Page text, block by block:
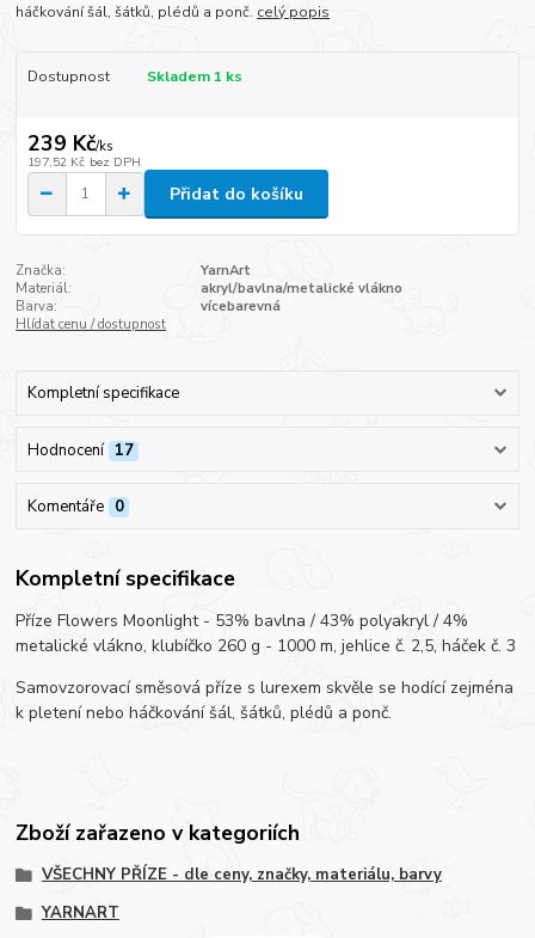
háčkování šál, šátků, plédů a ponč. celý popis
Dostupnost Skladem 1 ks
239 Kč/ks
197,52 Kč bez DPH
Přidat do košíku
Značka:
YarnArt
Materiál:
akryl/bavlna/metalické vlákno
Barva:
vícebarevná
Hlídat cenu / dostupnost
Kompletní specifikace
Hodnocení 17
Komentáře 0
Kompletní specifikace
Příze Flowers Moonlight - 53% bavlna / 43% polyakryl / 4%
metalické vlákno, klubíčko 260 g - 1000 m, jehlice č. 2,5, háček č. 3
Samovzorovací směsová příze s lurexem skvěle se hodící zejména
k pletení nebo háčkování šál, šátků, plédů a ponč.
Zboží zařazeno v kategoriích
VŠECHNY PŘÍZE - dle ceny, značky, materiálu, barvy
YARNART